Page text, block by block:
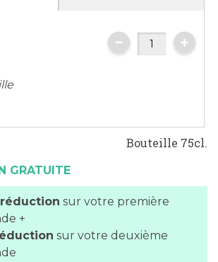
Bouteille 75cl.
GRATUITE
sur votre première
+
sur votre deuxième